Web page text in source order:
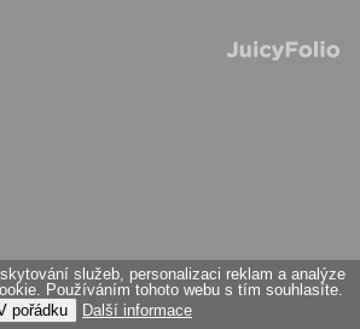
služeb, personalizaci reklam a analýze
Používáním tohoto webu s tím souhlasíte.
pořádku
Další informace